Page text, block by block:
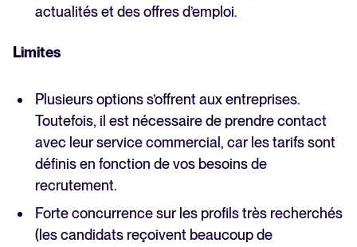
actualités et des offres d’emploi.
Limites
Plusieurs options s’offrent aux entreprises.
Toutefois, il est nécessaire de prendre contact
avec leur service commercial, car les tarifs sont
définis en fonction de vos besoins de
recrutement.
Forte concurrence sur les profils très recherchés
(les candidats reçoivent beaucoup de